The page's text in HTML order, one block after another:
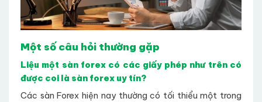
Một số câu hỏi thường gặp
Liệu một sàn forex có các giấy phép như trên có
được coi là sàn forex uy tín?
Các sàn Forex hiện nay thường có tối thiểu một trong